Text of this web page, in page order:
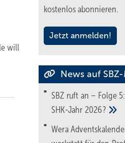
will
kostenlos abonnieren.
Jetzt anmelden!
News auf
SBZ ruft an – Folge
SHK-Jahr 2026?
Wera